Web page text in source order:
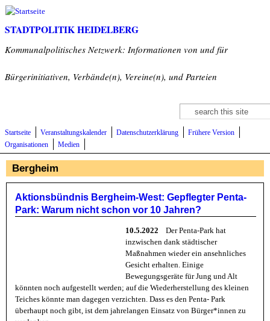
Direkt zum Inhalt
STADTPOLITIK HEIDELBERG
Kommunalpolitisches Netzwerk: Informationen von und für
Bürgerinitiativen, Verbände(n), Vereine(n), und Parteien
Suchformular
Suche
Startseite Veranstaltungskalender Datenschutzerklärung
Frühere Version
Organisationen
Medien
Bergheim
Aktionsbündnis Bergheim-West: Gepflegter Penta-
Park: Warum nicht schon vor 10 Jahren?
10.5.2022 Der Penta-Park hat
inzwischen dank städtischer
Maßnahmen wieder ein ansehnliches
Gesicht erhalten. Einige
Bewegungsgeräte für Jung und Alt
könnten noch aufgestellt werden; auf die Wiederherstellung des kleinen
Teiches könnte man dagegen verzichten. Dass es den Penta- Park
überhaupt noch gibt, ist dem jahrelangen Einsatz von Bürger*innen zu